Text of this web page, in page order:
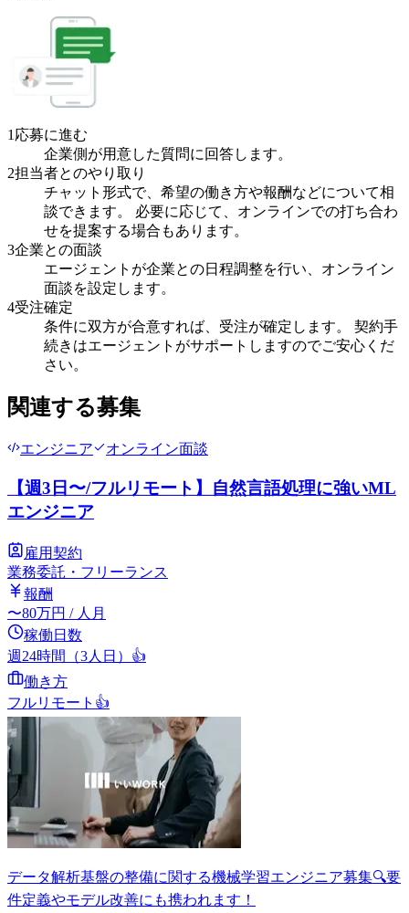
1 応募に進む
企業側が用意した質問に回答します。
2担当者とのやり取り
チャット形式で、希望の働き方や報酬などについて相
談できます。 必要に応じて、オンラインでの打ち合わ
せを提案する場合もあります。
3企業との面談
エージェントが企業との日程調整を行い、オンライン
面談を設定します。
4受注確定
条件に双方が合意すれば、受注が確定します。 契約手
続きはエージェントがサポートしますのでご安心くだ
さい。
関連する募集
エンジニア オンライン面談
【週3日〜/フルリモート】自然言語処理に強いML
エンジニア
雇用契約
業務委託・フリーランス
報酬
〜80万円 / 人月
稼働日数
週24時間（3人日） 👍
働き方
フルリモート 👍
データ解析基盤の整備に関する機械学習エンジニア募集🔍要
件定義やモデル改善にも携われます！